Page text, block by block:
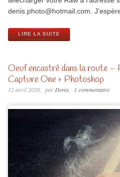
denis.photo@hotmail.com .
LIRE LA SUITE
Oeuf encastré dans la route –
Capture One + Photoshop
12 avril 2020 par Denis 1 commentaire